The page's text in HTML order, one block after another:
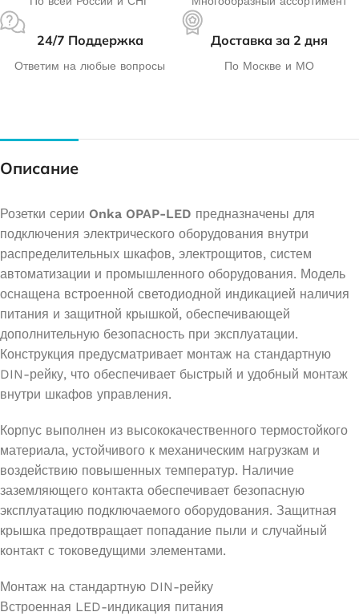
24/7 Поддержка
Ответим на любые вопросы
Доставка за 2 дня
По Москве и МО
Описание
Розетки серии Onka OPAP-LED предназначены для
подключения электрического оборудования внутри
распределительных шкафов, электрощитов, систем
автоматизации и промышленного оборудования. Модель
оснащена встроенной светодиодной индикацией наличия
питания и защитной крышкой, обеспечивающей
дополнительную безопасность при эксплуатации.
Конструкция предусматривает монтаж на стандартную
DIN-рейку, что обеспечивает быстрый и удобный монтаж
внутри шкафов управления.
Корпус выполнен из высококачественного термостойкого
материала, устойчивого к механическим нагрузкам и
воздействию повышенных температур. Наличие
заземляющего контакта обеспечивает безопасную
эксплуатацию подключаемого оборудования. Защитная
крышка предотвращает попадание пыли и случайный
контакт с токоведущими элементами.
Монтаж на стандартную DIN-рейку
Встроенная LED-индикация питания